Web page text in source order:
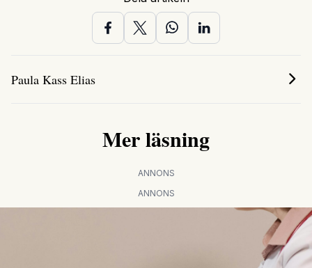
Paula Kass Elias
Mer läsning
ANNONS
ANNONS